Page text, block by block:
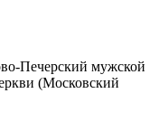
Печерский мужской
(Московский